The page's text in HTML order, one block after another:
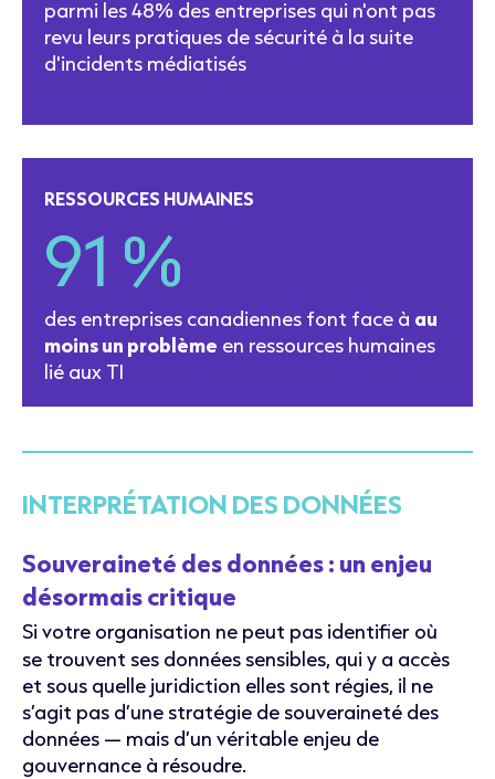
parmi les 48% des entreprises qui n'ont pas
revu leurs pratiques de sécurité à la suite
d'incidents médiatisés
RESSOURCES HUMAINES
91 %
des entreprises canadiennes font face à au
moins un problème en ressources humaines
lié aux TI
INTERPRÉTATION DES DONNÉES
Souveraineté des données : un enjeu
désormais critique
Si votre organisation ne peut pas identifier où
se trouvent ses données sensibles, qui y a accès
et sous quelle juridiction elles sont régies, il ne
s’agit pas d’une stratégie de souveraineté des
données — mais d’un véritable enjeu de
gouvernance à résoudre.